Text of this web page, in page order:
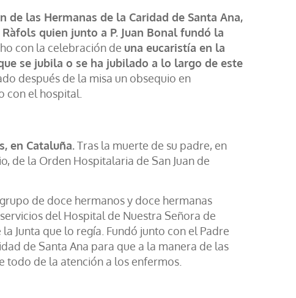
de las Hermanas de la Caridad de Santa Ana,
quien junto a P. Juan Bonal fundó la
con la celebración de una eucaristía en la
se jubila o se ha jubilado a lo largo de este
después de la misa un obsequio en
con el hospital.
en Cataluña.Tras la muerte de su padre, en
de la Orden Hospitalaria de San Juan de
de doce hermanos y doce hermanas
del Hospital de Nuestra Señora de
Junta que lo regía. Fundó junto con el Padre
de Santa Ana para que a la manera de las
todo de la atención a los enfermos.